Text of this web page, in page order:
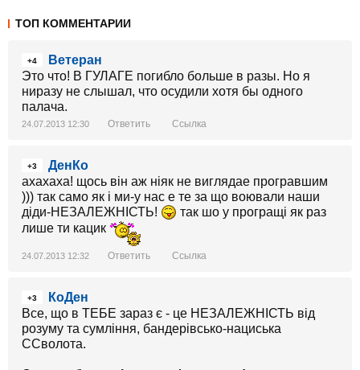
ТОП КОММЕНТАРИИ
+4
Ветеран
Это что! В ГУЛАГЕ погибло больше в разы. Но я
ниразу не слышал, что осудили хотя бы одного
палача.
24.07.2013 12:30 Ответить Ссылка
+3
ДенКо
ахахаха! щось він аж ніяк не виглядае програвшим
))) так само як і ми-у нас е те за що воювали наши
діди-НЕЗАЛЕЖНІСТЬ!
так шо у програщі як раз
лише ти кацик
24.07.2013 12:32 Ответить Ссылка
+3
КоДен
Все, що в ТЕБЕ зараз є - це НЕЗАЛЕЖНІСТЬ від
розуму та сумління, бандерівсько-нациська
ССволота.